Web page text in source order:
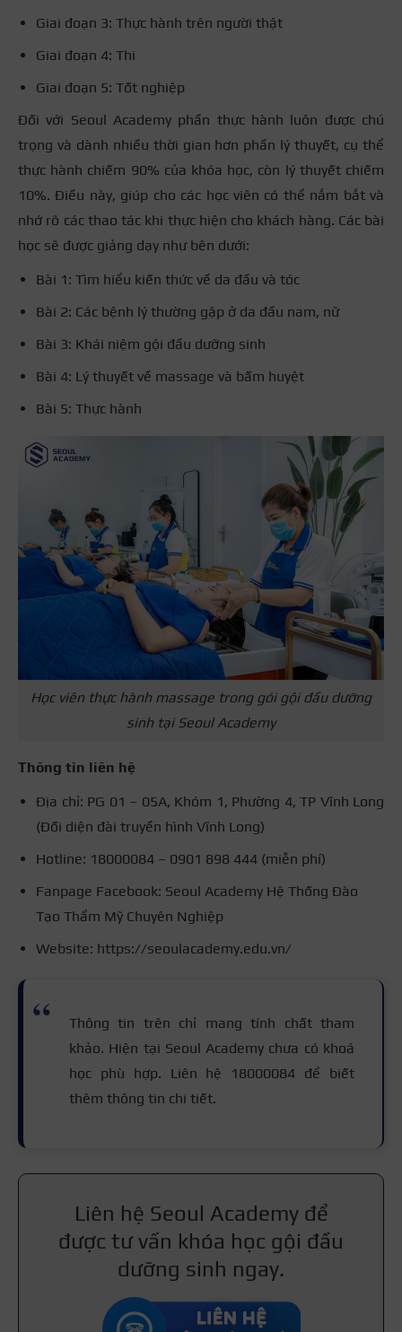
Giai đoạn 3: Thực hành trên người thật
Giai đoạn 4: Thi
Giai đoạn 5: Tốt nghiệp
Đối với Seoul Academy phần thực hành luôn được chú
trọng và dành nhiều thời gian hơn phần lý thuyết, cụ thể
thực hành chiếm 90% của khóa học, còn lý thuyết chiếm
10%. Điều này, giúp cho các học viên có thể nắm bắt và
nhớ rõ các thao tác khi thực hiện cho khách hàng. Các bài
học sẽ được giảng dạy như bên dưới:
Bài 1: Tìm hiểu kiến thức về da đầu và tóc
Bài 2: Các bệnh lý thường gặp ở da đầu nam, nữ
Bài 3: Khái niệm gội đầu dưỡng sinh
Bài 4: Lý thuyết về massage và bấm huyệt
Bài 5: Thực hành
Học viên thực hành massage trong gói gội đầu dưỡng
sinh tại Seoul Academy
Thông tin liên hệ
Địa chỉ: PG 01 – 05A, Khóm 1, Phường 4, TP Vĩnh Long
(Đối diện đài truyền hình Vĩnh Long)
Hotline: 18000084 – 0901 898 444 (miễn phí)
Fanpage Facebook: Seoul Academy Hệ Thống Đào
Tạo Thẩm Mỹ Chuyên Nghiệp
Website: https://seoulacademy.edu.vn/
Thông tin trên chỉ mang tính chất tham
khảo. Hiện tại Seoul Academy chưa có khoá
học phù hợp. Liên hệ 18000084 để biết
thêm thông tin chi tiết.
Liên hệ Seoul Academy để
được tư vấn khóa học gội đầu
dưỡng sinh ngay.